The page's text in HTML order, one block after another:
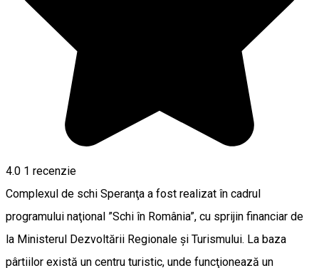
4.0 1 recenzie
Complexul de schi Speranţa a fost realizat în cadrul
programului naţional ”Schi în România”, cu sprijin financiar de
la Ministerul Dezvoltării Regionale şi Turismului. La baza
pârtiilor există un centru turistic, unde funcţionează un